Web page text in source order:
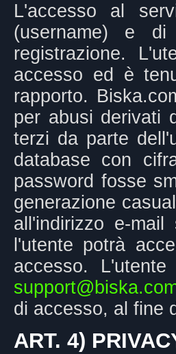
L'accesso al
(username) e
registrazione.
accesso ed è
rapporto.
per abusi derivati
terzi da parte
database con
password fosse
generazione
all'indirizzo e-
l'utente potrà
accesso.
di accesso, al fine
ART. 4)